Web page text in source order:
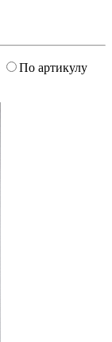
По артикулу